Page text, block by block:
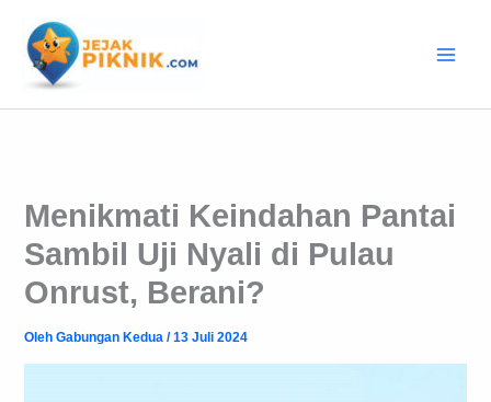
konten
Menikmati Keindahan Pantai
Sambil Uji Nyali di Pulau
Onrust, Berani?
OlehGabungan Kedua/13 Juli 2024